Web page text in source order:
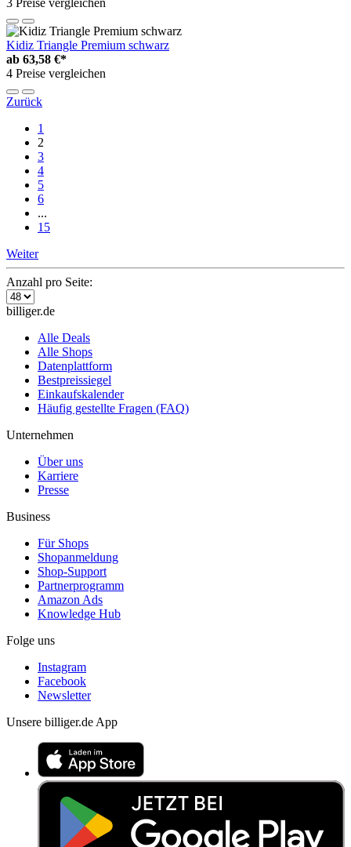
Kidiz Triangle Premium schwarz
ab 63,58 €*
4 Preise vergleichen
Zurück
1
2
3
4
5
6
...
15
Weiter
Anzahl pro Seite:
billiger.de
Alle Deals
Alle Shops
Datenplattform
Bestpreissiegel
Einkaufskalender
Häufig gestellte Fragen (FAQ)
Unternehmen
Über uns
Karriere
Presse
Business
Für Shops
Shopanmeldung
Shop-Support
Partnerprogramm
Amazon Ads
Knowledge Hub
Folge uns
Instagram
Facebook
Newsletter
Unsere billiger.de App